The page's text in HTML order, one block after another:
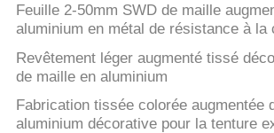
Feuille 2-50mm SWD de maille
aluminium en métal de résistance à la
Revêtement léger augmenté tissé
de maille en aluminium
Fabrication tissée colorée augmentée
aluminium décorative pour la tenture